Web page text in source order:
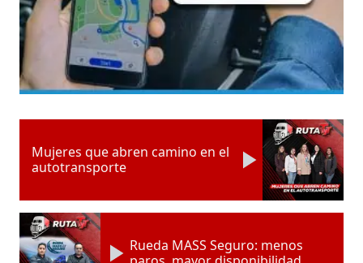
Mujeres que abren camino en el
autotransporte
Rueda MASS Seguro: menos